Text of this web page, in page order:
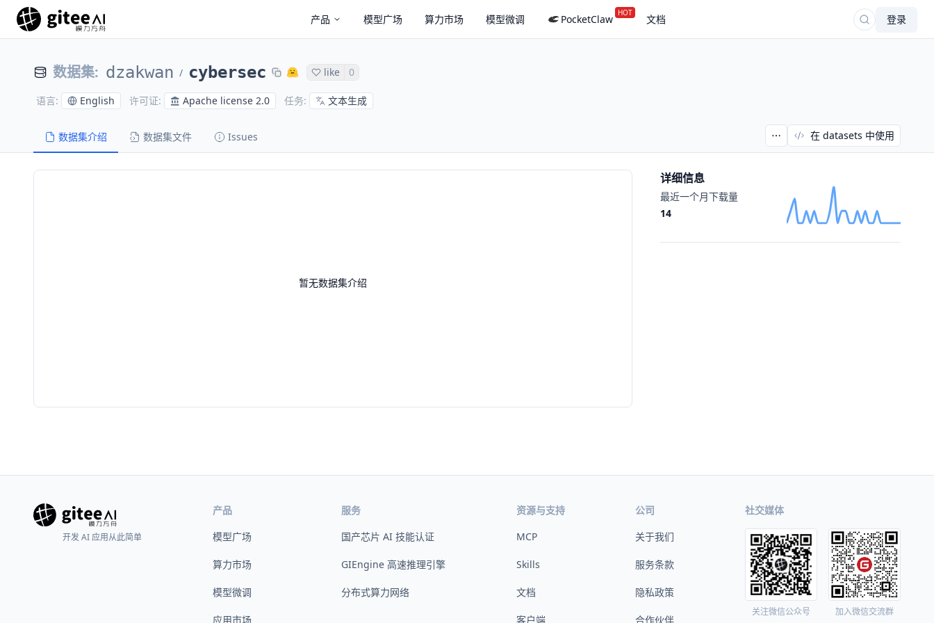
产品 模型广场 算力市场 模型微调 PocketClaw HOT 文档 登录
数据集: dzakwan / cybersec like 0
语言: English 许可证: Apache license 2.0 任务: 文本生成
数据集介绍 数据集文件 Issues 在 datasets 中使用
暂无数据集介绍
详细信息
最近一个月下载量
14
开发 AI 应用从此简单
产品
模型广场
算力市场
模型微调
应用市场
服务
国产芯片 AI 技能认证
GIEngine 高速推理引擎
分布式算力网络
资源与支持
MCP
Skills
文档
客户端
公司
关于我们
服务条款
隐私政策
合作伙伴
社交媒体
关注微信公众号 加入微信交流群